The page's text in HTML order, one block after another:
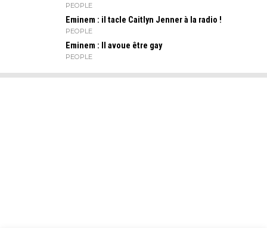
PEOPLE
Eminem : il tacle Caitlyn Jenner à la radio !
PEOPLE
Eminem : Il avoue être gay
PEOPLE